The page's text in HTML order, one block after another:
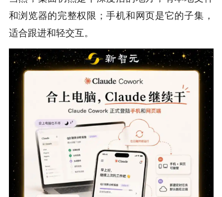
和浏览器的完整权限；手机和网页是它的子集，
适合跟进和轻交互。